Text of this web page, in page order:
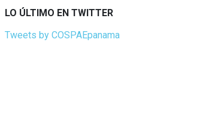
LO ÚLTIMO EN TWITTER
Tweets by COSPAEpanama